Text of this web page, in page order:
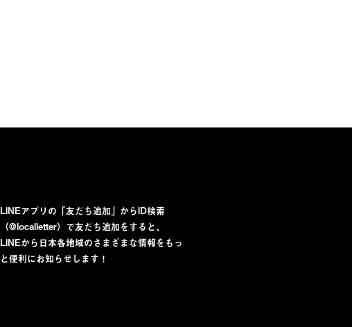
LINEアプリの「友だち追加」からID検索
（@localletter）で友だち追加をすると、
LINEから日本各地域のさまざまな情報をもっ
と便利にお知らせします！